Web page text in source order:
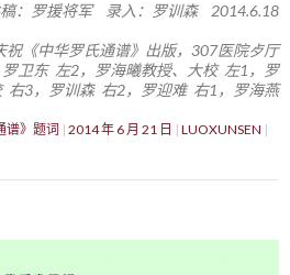
稿：罗援将军 录入：罗训森 2014.6.18
祝《中华罗氏通谱》出版，307医院歺厅
卫东 左2，罗海曦教授、大校 左1，罗
右3，罗训森 右2，罗迎难 右1，罗海燕
谱》题词 2014 年 6 月 21 日
LUOXUNSEN